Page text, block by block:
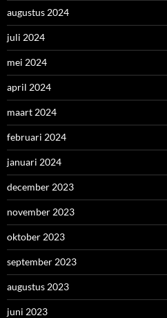
augustus 2024
juli 2024
mei 2024
april 2024
maart 2024
februari 2024
januari 2024
december 2023
november 2023
oktober 2023
september 2023
augustus 2023
juni 2023